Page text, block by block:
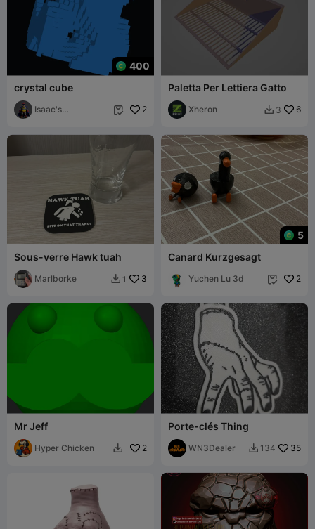
400
crystal cube
Isaac's
 2
Paletta Per Lettiera Gatto
Xheron  3 6
Sous-verre Hawk tuah
Marlborke  1 3
5
Canard Kurzgesagt
Yuchen Lu 3d  2
Mr Jeff
Hyper Chicken  2
Porte-clés Thing
WN3Dealer  134 35